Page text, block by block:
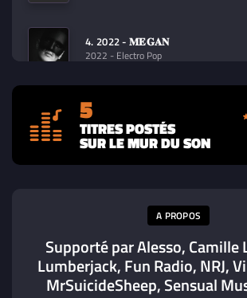
4. 2022 - 𝐌𝐄𝐆𝐀𝐍
2022 - Electro Pop
5. Can't Get You Out Of My Head
𝐌𝐄𝐆𝐀𝐍, Crisologo, NVRT
2022- Electro Pop
5
TITRES POSTÉS
SUR LE MUR DU SON
A PROPOS
Supporté par Alesso, Camille
Lumberjack, Fun Radio, NRJ,
MrSuicideSheep, Sensual